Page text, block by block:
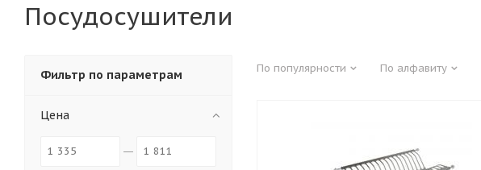
Посудосушители
По популярности По алфавиту
Фильтр по параметрам
Цена